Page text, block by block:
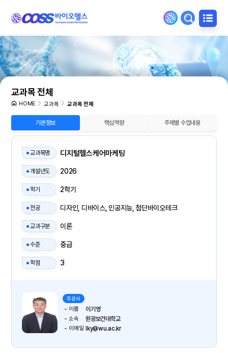
교과목 전체
HOME 교과목 교과목 전체
기본정보 핵심역량 주제별 수업내용
교과목명 디지털헬스케어마케팅
개설년도 2026
학기 2학기
전공 디자인, 디바이스, 인공지능, 첨단바이오테크
교과구분 이론
수준 중급
학점 3
주강사
이름 이기영
소속 원광보건대학교
이메일 lky@wu.ac.kr